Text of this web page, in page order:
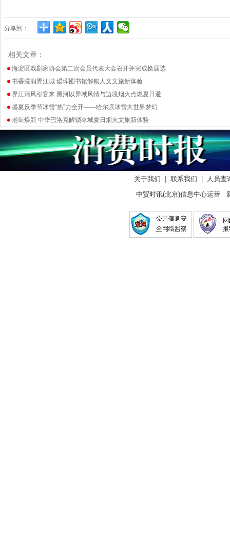
分享到：
相关文章：
海淀区戏剧家协会第二次会员代表大会召开并完成换届选
书香浸润界江城 瑷珲图书馆解锁人文文旅新体验
界江清风引客来 黑河以异域风情与边境烟火点燃夏日避
盛夏反季节冰雪“热”力全开——哈尔滨冰雪大世界梦幻
老街焕新 中华巴洛克解锁冰城夏日烟火文旅新体验
关于我们 联系我们
人员查
中贸时讯(北京)信息中心运营